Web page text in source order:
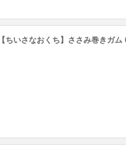
【ちいさなおくち】ささみ巻きガム